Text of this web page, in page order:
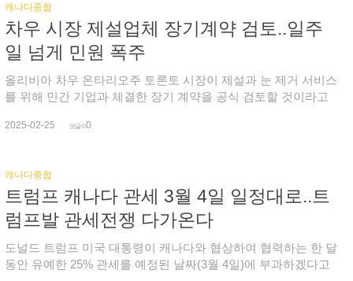
벌이를 포기하고 있습니다. 이에 파산 전문가는 모기지 상환이
어려울 때는 제일 먼저 가족에게 도움을 요청하라고 조언합니
다. 또 모기지 대출 기관에 상황을 자세히 설명할 것을 강조합니
다.자신에게 적용 가능한 연기 프로그램이나 이자 감면 옵션이
있는지 문의하고, 비용 관리를 위한 예산 상담을 받는 것도 좋다
고 권고했습니다.온주에서도 모기지 납부를 90일 이상 연체하는
다.퀘벡주(41.2%)와 BC주(37.7%)를 포함한 다른 주들 보다 훨씬
일 때 모기지를 받았고, 현재는 3%입니다. 이밖에도 기관은 온주
의 경우 모기지 이외에 비모기지 부채도 조기 경고 수준에 달한
다고 지적했습니다. 온주에서 90일 넘는 비모기지 연체율은 전
년 대비 46%(46.1%) 상승했습니다. 전국 비모기지 연체율이
24%(23.9%) 상승한 것과 비교하면 18% 포인트가 더 높습니
다. 지난해 말 캐나다의 총 소비자 부채는 2조 5천600억 달러로,
2023년 보다 5%(4.6%) 가까이 증가했습니다. 비모기지 부채가
정이라며 아직 등록하지 않은 소유자는 회사에 연락해 줄 것을
요청했습니다. 이밖에 연방보건부는 벌사 버터플라이 인형
(Bertha Butterfly Dolls)에 들어있는 악세사리로 인해 부상 신고
한 건이 접수됐다며 2024년 3월부터 올 1월 사이 한 개 또는 두
개들이 인형 팩을 구매한 소비자는 인형을 뺀 악세사리들은 사용
하지 말고 즉시 버릴 것을 요청했습니다.* 카시트 연락처 : 1-877-
캐나다종합
차우 시장 제설업체 장기계약 검토..일주
일 넘게 민원 폭주
올리비아 차우 온타리오주 토론토 시장이 제설과 눈 제거 서비스
를 위해 민간 기업과 체결한 장기 계약을 공식 검토할 것이라고
환승 정류장 등 곳곳의 눈이 제거되지 않으면서 시민들이 다쳐
도 어렵다는 등의 다양한 민원들이 폭주한 때문입니다. 앞서
2023년 감사에서 제설 계약 업체의 열악한 서비스에 부과하는 벌
금이 상당히 줄었다는 지적이 나왔으며, 2022년 대설에 합의한
정확한 성과 기준이 무엇인지 불분명하다는 문제도 있었습니다.
이에 차우 시장의 검토 요청이 너무 늦은 것 아니냐는 지적이 나
오는 가운데 시장실은 이번 공식 검토를 시 감사원이 할지 다른
2025-02-25 댓글수0
캐나다종합
트럼프 캐나다 관세 3월 4일 일정대로..트
럼프발 관세전쟁 다가온다
도널드 트럼프 미국 대통령이 캐나다와 협상하여 협력하는 한 달
동안 유예한 25% 관세를 예정된 날짜(3월 4일)에 부과하겠다고